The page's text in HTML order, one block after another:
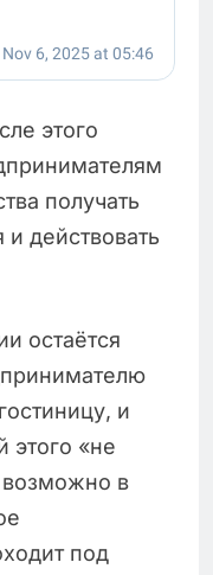
этого
получать
действовать
остаётся
и
этого «не
возможно в
под